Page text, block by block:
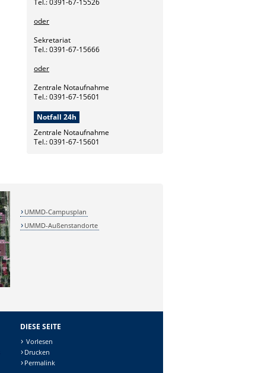
oder
Sekretariat
Tel.: 0391-67-15666
oder
Zentrale Notaufnahme
Tel.: 0391-67-15601
Notfall 24h
Zentrale Notaufnahme
Tel.: 0391-67-15601
UMMD-Campusplan
UMMD-Außenstandorte
DIESE SEITE
Vorlesen
Drucken
Permalink